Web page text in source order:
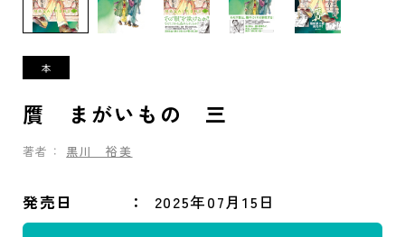
贋 まがいもの 三
著者： 黒川 裕美
発売日 2025年07月15日